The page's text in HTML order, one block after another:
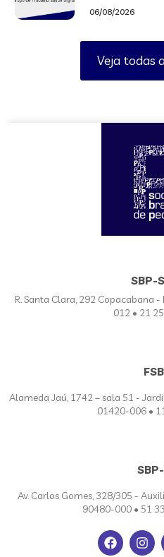
06/08/2026
Veja todas
SBP-
R. Santa Clara, 292 Copacabana -
012 • 21
Alameda Jaú, 1742 – sala 51 -
01420-006 •
Av. Carlos Gomes, 328/305 -
90480-000 • 51